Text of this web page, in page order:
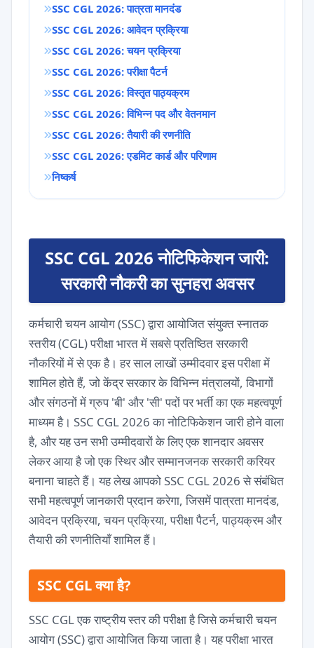
SSC CGL 2026: पात्रता मानदंड
SSC CGL 2026: आवेदन प्रक्रिया
SSC CGL 2026: चयन प्रक्रिया
SSC CGL 2026: परीक्षा पैटर्न
SSC CGL 2026: विस्तृत पाठ्यक्रम
SSC CGL 2026: विभिन्न पद और वेतनमान
SSC CGL 2026: तैयारी की रणनीति
SSC CGL 2026: एडमिट कार्ड और परिणाम
निष्कर्ष
SSC CGL 2026 नोटिफिकेशन जारी:
सरकारी नौकरी का सुनहरा अवसर
कर्मचारी चयन आयोग (SSC) द्वारा आयोजित संयुक्त स्नातक
स्तरीय (CGL) परीक्षा भारत में सबसे प्रतिष्ठित सरकारी
नौकरियों में से एक है। हर साल लाखों उम्मीदवार इस परीक्षा में
शामिल होते हैं, जो केंद्र सरकार के विभिन्न मंत्रालयों, विभागों
और संगठनों में ग्रुप 'बी' और 'सी' पदों पर भर्ती का एक महत्वपूर्ण
माध्यम है। SSC CGL 2026 का नोटिफिकेशन जारी होने वाला
है, और यह उन सभी उम्मीदवारों के लिए एक शानदार अवसर
लेकर आया है जो एक स्थिर और सम्मानजनक सरकारी करियर
बनाना चाहते हैं। यह लेख आपको SSC CGL 2026 से संबंधित
सभी महत्वपूर्ण जानकारी प्रदान करेगा, जिसमें पात्रता मानदंड,
आवेदन प्रक्रिया, चयन प्रक्रिया, परीक्षा पैटर्न, पाठ्यक्रम और
तैयारी की रणनीतियाँ शामिल हैं।
SSC CGL क्या है?
SSC CGL एक राष्ट्रीय स्तर की परीक्षा है जिसे कर्मचारी चयन
आयोग (SSC) द्वारा आयोजित किया जाता है। यह परीक्षा भारत